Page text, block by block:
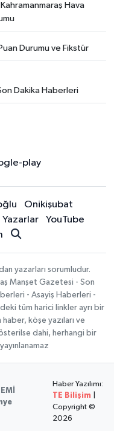
Kahramanmaraş Hava
Durumu ve Fikstür
Dakika Haberleri
Onikişubat
Yazarlar
YouTube
yazarları sorumludur.
Manşet Gazetesi - Son
- Asayiş Haberleri -
tüm harici linkler ayrı bir
haber, köşe yazıları ve
dahi, herhangi bir
Haber Yazılımı:
TE Bilişim
Copyright ©
2026